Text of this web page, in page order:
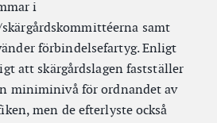
i
samt
förbindelsefartyg. Enligt
att skärgårdslagen fastställer
miniminivå för ordnandet av
men de efterlyste också